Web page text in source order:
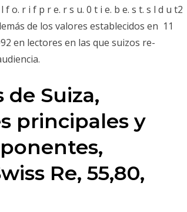
f o. r i f p r e. r s u. 0 t i e. b e. s t. s l d u t2
de los valores establecidos en 11
en lectores en las que suizos re-
Suiza,
principales y
Re, 55,80,